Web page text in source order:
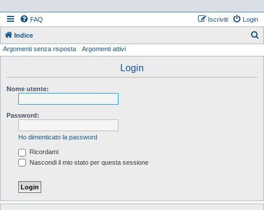
FAQ Login
Iscriviti
Indice
Argomenti senza risposta Argomenti attivi
Login
Nome utente:
Password:
Ho dimenticato la password
Ricordami
Nascondi il mio stato per questa sessione